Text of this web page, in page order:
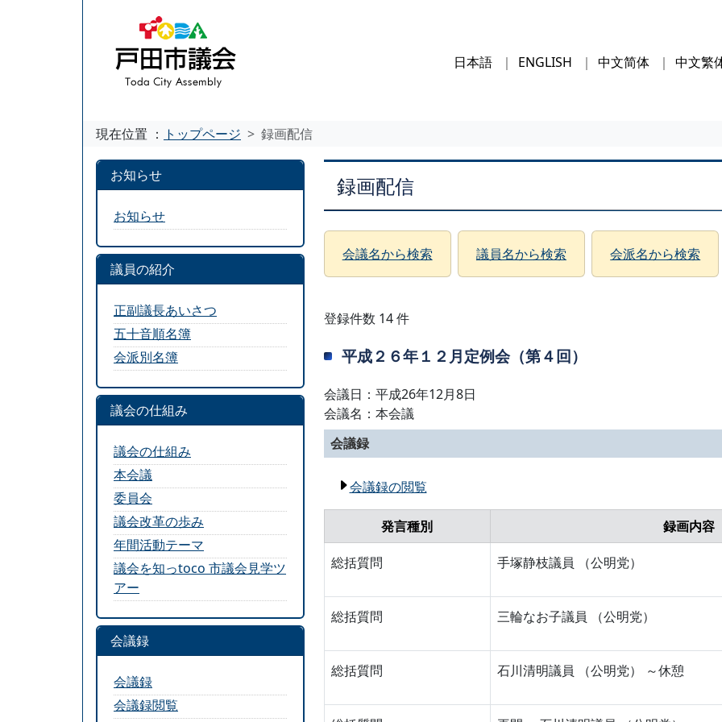
日本語 ENGLISH 中文简体 中文繁
現在位置 ： トップページ 録画配信
録画配信
会議名から検索 議員名から検索 会派名から検索
登録件数 14 件
平成２６年１２月定例会（第４回）
会議日：平成26年12月8日
会議名：本会議
会議録
会議録の閲覧
発言種別 録画内容
総括質問 手塚静枝議員 （公明党）
総括質問 三輪なお子議員 （公明党）
総括質問 石川清明議員 （公明党） ～休憩
お知らせ
お知らせ
議員の紹介
正副議長あいさつ
五十音順名簿
会派別名簿
議会の仕組み
議会の仕組み
本会議
委員会
議会改革の歩み
年間活動テーマ
議会を知っtoco 市議会見学ツ
アー
会議録
会議録
会議録閲覧